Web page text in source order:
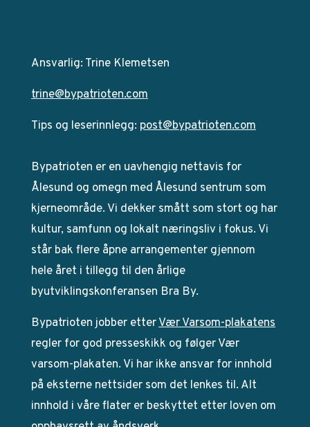
Ansvarlig: Trine Klemetsen
trine@bypatrioten.com
Tips og leserinnlegg: post@bypatrioten.com
Bypatrioten er en uavhengig nettavis for
Ålesund og omegn med Ålesund sentrum som
kjerneområde. Vi dekker smått som stort og har
kultur, samfunn og lokalt næringsliv i fokus. Vi
står bak flere åpne arrangementer gjennom
hele året i tillegg til den årlige
byutviklingskonferansen Bra By.
Bypatrioten jobber etterVær Varsom-plakatens
regler for god presseskikk og følger Vær
varsom-plakaten. Vi har ikke ansvar for innhold
på eksterne nettsider som det lenkes til. Alt
innhold i våre flater er beskyttet etter loven om